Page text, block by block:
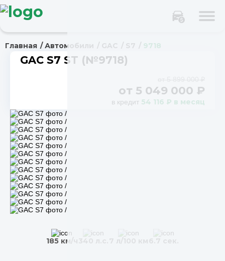
Главная Автомобили 9718
GAC S7 ST (№9718)
от 5 049 000 ₽
в кредит 54 116 ₽ в месяц
185 км/ч